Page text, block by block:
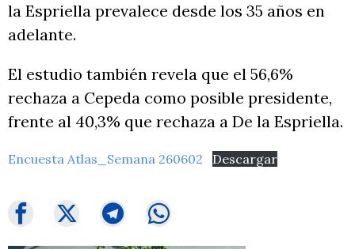
la Espriella prevalece desde los 35 años en
adelante.
El estudio también revela que el 56,6%
rechaza a Cepeda como posible presidente,
frente al 40,3% que rechaza a De la Espriella.
Encuesta Atlas_Semana 260602 Descargar